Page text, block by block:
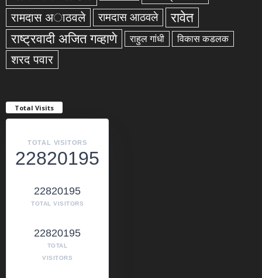
रामदास अाठवले रामदास आठवले रावेत
राष्ट्रवादी अजित गव्हाणे राहुल गांधी विकास कडलक
शरद पवार
Total Visits
TOTAL VISITORS
22820195
22820195
TOTAL VISITORS
22820195
TOTAL
VISITORS